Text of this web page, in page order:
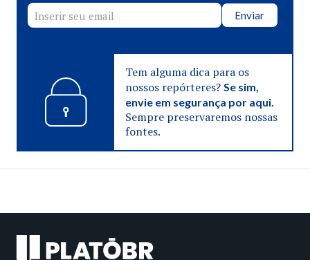
Enviar
Tem alguma dica para os
nossos repórteres? Se sim,
envie em segurança por aqui.
Sempre preservaremos nossas
fontes.